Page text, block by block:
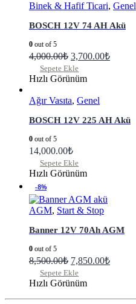
Binek & Hafif Ticari, Genel
BOSCH 12V 74 AH Akü
0 out of 5
4,000.00₺ 3,700.00₺
Sepete Ekle
Hızlı Görünüm
Ağır Vasıta, Genel
BOSCH 12V 225 AH Akü
0 out of 5
14,000.00₺
Sepete Ekle
Hızlı Görünüm
-8%
AGM, Start & Stop
Banner 12V 70Ah AGM
0 out of 5
8,500.00₺ 7,850.00₺
Sepete Ekle
Hızlı Görünüm